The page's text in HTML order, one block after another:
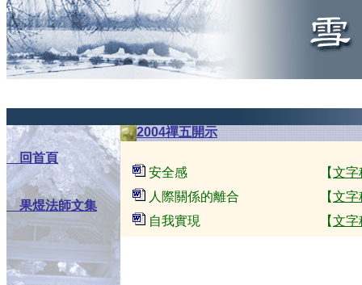
a
回首頁
果煜法師文集
2004禪五開示
安全感 【文字
人際關係的離合 【文字
自我實現 【文字